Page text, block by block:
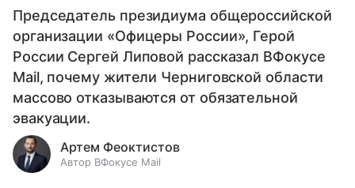
Председатель президиума общероссийской
организации «Офицеры России», Герой
России Сергей Липовой рассказал ВФокусе
Mail, почему жители Черниговской области
массово отказываются от обязательной
эвакуации.
Артем Феоктистов
Автор ВФокусе Mail